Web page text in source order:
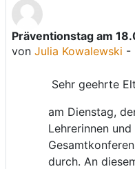
Präventionstag am
von Julia Kowalewski -
Anzahl Antworten: 0
Sehr geehrte
am Dienstag,
Lehrerinnen
durch. An